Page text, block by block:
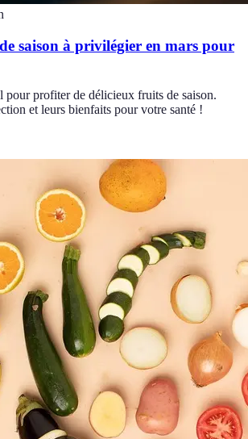
saison à privilégier en mars pour
pour profiter de délicieux fruits de saison.
et leurs bienfaits pour votre santé !